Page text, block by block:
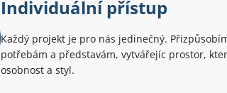
Individuální přístup
Každý projekt je pro nás jedinečný.
potřebám a představám, vytvářejíc prostor,
osobnost a styl.